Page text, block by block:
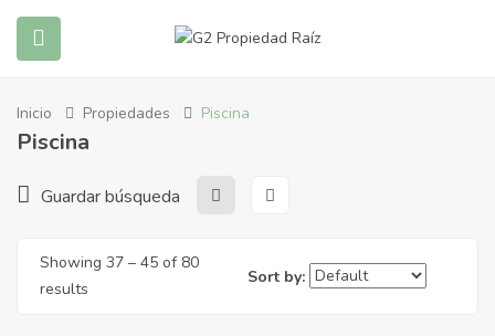
(Propiedades)
(Blog)
Inicio Propiedades Piscina
Piscina
Guardar búsqueda
Showing 37 – 45 of 80
results
Sort by: